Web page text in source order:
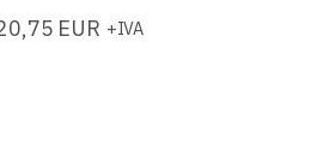
EUR +IVA